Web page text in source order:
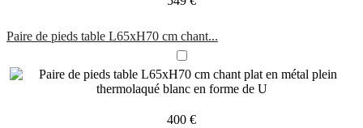
Paire de pieds table L65xH70 cm chant...
400 €